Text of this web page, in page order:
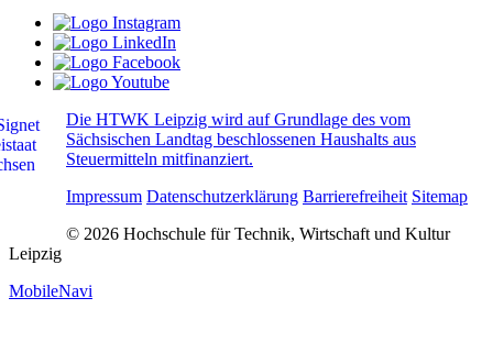
Die HTWK Leipzig wird auf Grundlage des vom
Sächsischen Landtag beschlossenen Haushalts aus
Steuermitteln mitfinanziert.
Impressum Datenschutzerklärung Barrierefreiheit Sitemap
© 2026 Hochschule für Technik, Wirtschaft und Kultur
Leipzig
MobileNavi